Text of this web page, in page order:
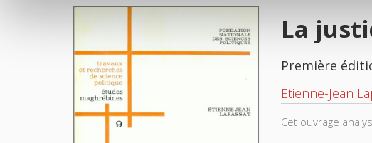
La
Première
Etienne-Jean
Cet ouvrage